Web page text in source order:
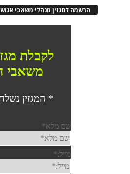
הרשמה למגזין מנהלי משאבי אנוש